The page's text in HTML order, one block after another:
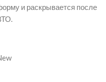
и раскрывается после